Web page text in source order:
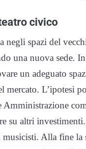
civico
negli spazi del
una nuova sede.
un adeguato
mercato. L’ipotesi
Amministrazione
su altri
Alla fine la